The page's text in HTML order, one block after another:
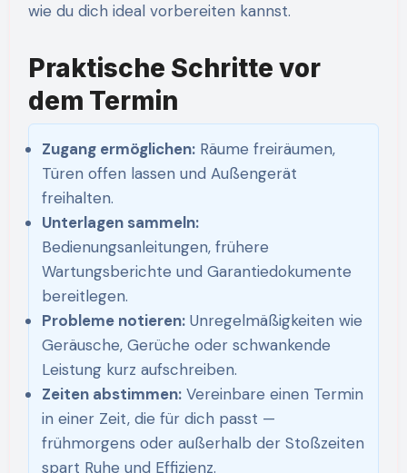
wie du dich ideal vorbereiten kannst.
Praktische Schritte vor
dem Termin
Zugang ermöglichen:Räume freiräumen,
Türen offen lassen und Außengerät
freihalten.
Unterlagen sammeln:
Bedienungsanleitungen, frühere
Wartungsberichte und Garantiedokumente
bereitlegen.
Probleme notieren:Unregelmäßigkeiten wie
Geräusche, Gerüche oder schwankende
Leistung kurz aufschreiben.
Zeiten abstimmen:Vereinbare einen Termin
in einer Zeit, die für dich passt —
frühmorgens oder außerhalb der Stoßzeiten
spart Ruhe und Effizienz.